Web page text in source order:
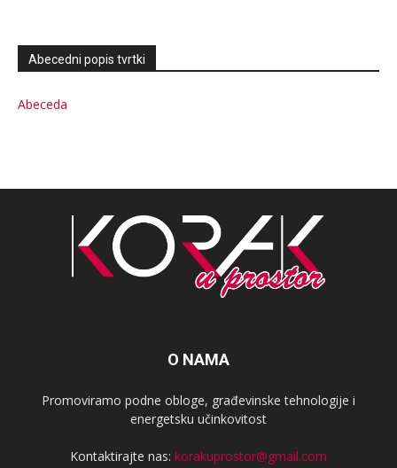
Abecedni popis tvrtki
Abeceda
O NAMA
Promoviramo podne obloge, građevinske tehnologije i
energetsku učinkovitost
Kontaktirajte nas: korakuprostor@gmail.com